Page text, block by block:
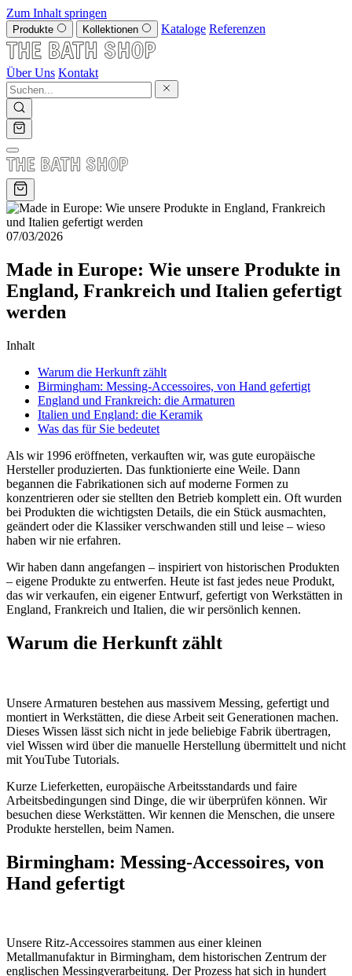
Zum Inhalt springen
Produkte Kollektionen Kataloge Referenzen
Über Uns Kontakt
07/03/2026
Made in Europe: Wie unsere Produkte in
England, Frankreich und Italien gefertigt
werden
Inhalt
Warum die Herkunft zählt
Birmingham: Messing-Accessoires, von Hand gefertigt
England und Frankreich: die Armaturen
Italien und England: die Keramik
Was das für Sie bedeutet
Als wir 1996 eröffneten, verkauften wir, was gute europäische
Hersteller produzierten. Das funktionierte eine Weile. Dann
begannen die Fabrikationen sich auf moderne Formen zu
konzentrieren oder sie stellten den Betrieb komplett ein. Oft wurden
bei Produkten die wichtigsten Details, die ein Stück ausmachten,
geändert oder die Klassiker verschwanden still und leise – wieso
haben wir nie erfahren.
Wir haben dann angefangen – inspiriert von historischen Produkten
– eigene Produkte zu entwerfen. Heute ist fast jedes neue Produkt,
das wir verkaufen, ein eigener Entwurf, gefertigt von Werkstätten in
England, Frankreich und Italien, die wir persönlich kennen.
Warum die Herkunft zählt
Unsere Armaturen bestehen aus massivem Messing, gefertigt und
montiert in Werkstätten, die diese Arbeit seit Generationen machen.
Dieses Wissen lässt sich nicht in jede beliebige Fabrik übertragen,
viel Wissen wird über die manuelle Herstellung übermittelt und nicht
mit YouTube Tutorials.
Kurze Lieferketten, europäische Arbeitsstandards und faire
Arbeitsbedingungen sind Dinge, die wir überprüfen können. Wir
besuchen diese Werkstätten. Wir kennen die Menschen, die unsere
Produkte herstellen, beim Namen.
Birmingham: Messing-Accessoires, von
Hand gefertigt
Unsere Ritz-Accessoires stammen aus einer kleinen
Metallmanufaktur in Birmingham, dem historischen Zentrum der
englischen Messingverarbeitung. Der Prozess hat sich in hundert